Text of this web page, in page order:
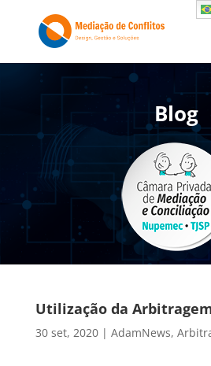
Blog
Utilização da
30 set, 2020| AdamNews,